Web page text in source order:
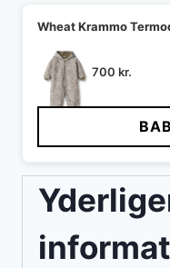
Wheat Krammo
700 kr.